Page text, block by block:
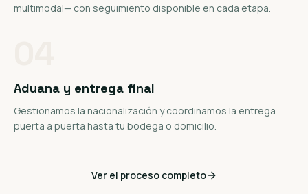
multimodal— con seguimiento disponible en cada etapa.
Aduana y entrega final
Gestionamos la nacionalización y coordinamos la entrega
puerta a puerta hasta tu bodega o domicilio.
Ver el proceso completo